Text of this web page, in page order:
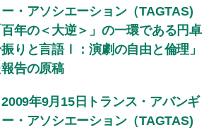
・アソシエーション（TAGTAS)
年の＜大逆＞」の一環である円卓
りと言語Ⅰ：演劇の自由と倫理」
告の原稿
2009年9月15日トランス・アバンギ
・アソシエーション（TAGTAS)